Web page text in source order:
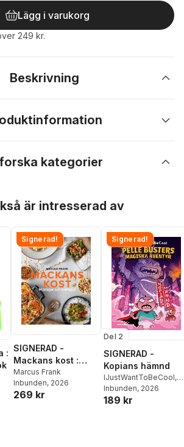
Lägg i varukorg
249 kr.
Beskrivning
kategorier
är intresserad av
:
Signerad!
SIGNERAD -
Mackans kost :
Middagar och
matlådor
Marcus Frank
Inbunden, 2026
269 kr
Signerad!
Del 2
SIGNERAD -
Kopians hämnd
IJustWantToBeCool,
Joel Adolphson
Ejdemo Beer
Inbunden, 2026
189 kr